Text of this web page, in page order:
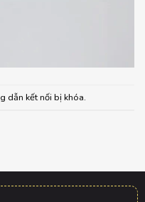
dẫn kết nối bị khóa.